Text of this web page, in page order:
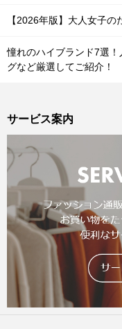
【2026年版】大人女子
憧れのハイブランド7選
グなど厳選してご紹介！
サービス案内